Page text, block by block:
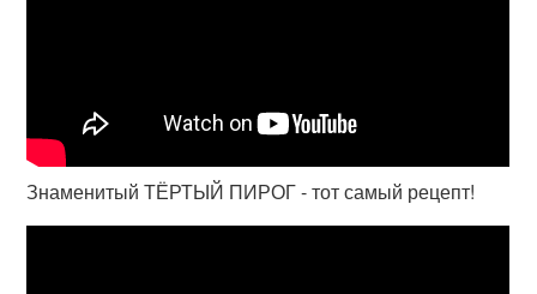
Знаменитый ТЁРТЫЙ ПИРОГ - тот самый рецепт!